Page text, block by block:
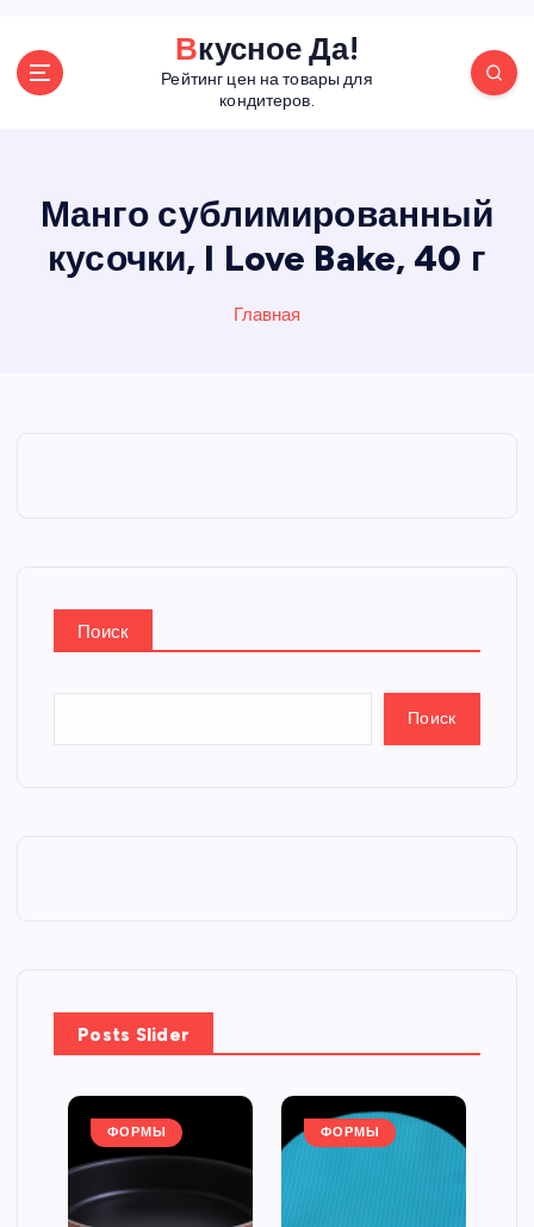
Вкусное Да!
Рейтинг цен на товары для
кондитеров.
Манго сублимированный
кусочки, I Love Bake, 40 г
Главная
Поиск
Поиск
Posts Slider
ФОРМЫ ФОРМЫ